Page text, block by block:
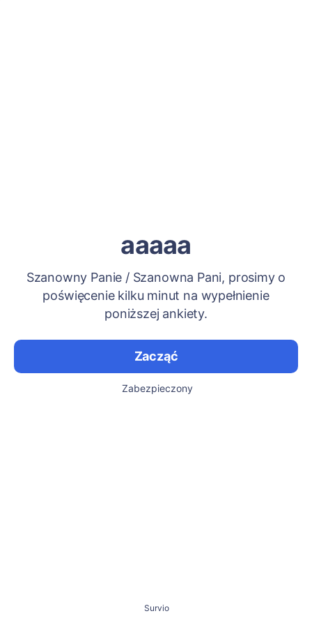
aaaaa
Szanowny Panie / Szanowna Pani, prosimy o
poświęcenie kilku minut na wypełnienie
poniższej ankiety.
Zacząć
Zabezpieczony
Survio